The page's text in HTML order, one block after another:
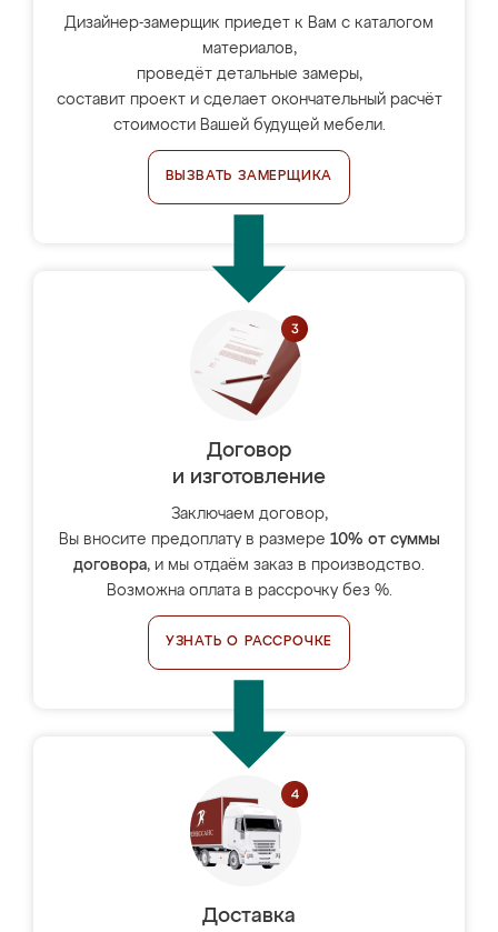
Дизайнер-замерщик приедет к Вам с каталогом
материалов,
проведёт детальные замеры,
составит проект и сделает окончательный расчёт
стоимости Вашей будущей мебели.
ВЫЗВАТЬ ЗАМЕРЩИКА
Договор
и изготовление
Заключаем договор,
Вы вносите предоплату в размере 10% от суммы
договора, и мы отдаём заказ в производство.
Возможна оплата в рассрочку без %.
УЗНАТЬ О РАССРОЧКЕ
Доставка